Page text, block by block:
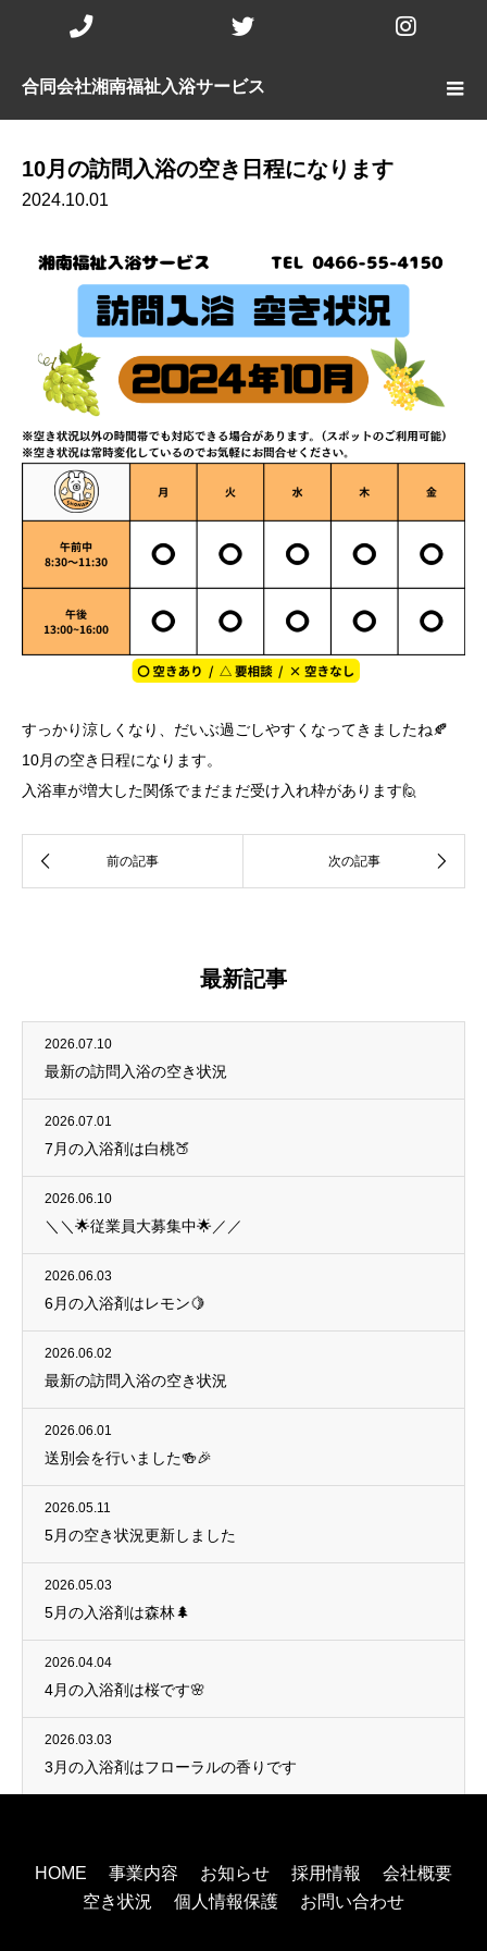
合同会社湘南福祉入浴サービス
10月の訪問入浴の空き日程になります
2024.10.01
すっかり涼しくなり、だいぶ過ごしやすくなってきましたね🍂
10月の空き日程になります。
入浴車が増大した関係でまだまだ受け入れ枠があります🙋
最新記事
2026.07.10
最新の訪問入浴の空き状況
2026.07.01
7月の入浴剤は白桃🍑
2026.06.10
＼＼🌟従業員大募集中🌟／／
2026.06.03
6月の入浴剤はレモン🍋
2026.06.02
最新の訪問入浴の空き状況
2026.06.01
送別会を行いました🍻🎉
2026.05.11
5月の空き状況更新しました
2026.05.03
5月の入浴剤は森林🌲
2026.04.04
4月の入浴剤は桜です🌸
2026.03.03
3月の入浴剤はフローラルの香りです
HOME 事業内容 お知らせ 採用情報
会社概要
空き状況
個人情報保護 お問い合わせ
Number
for
calling